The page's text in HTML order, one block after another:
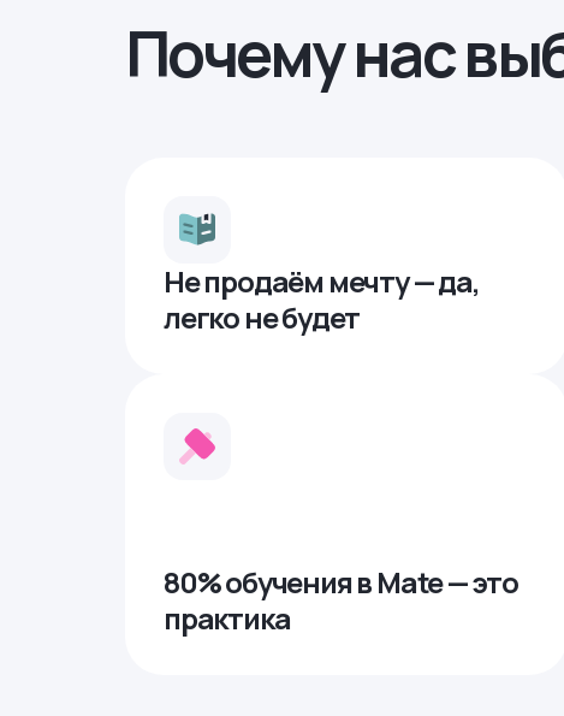
Почему нас
Не продаём мечту — да,
легко не будет
80% обучения в Mate — это
практика